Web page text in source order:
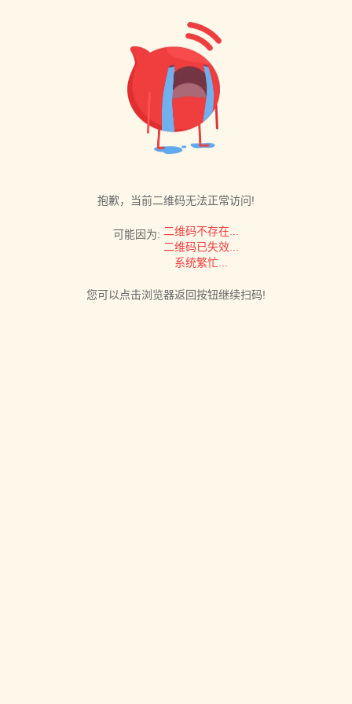
抱歉，当前二维码无法正常访问!
可能因为: 二维码不存在...
二维码已失效...
系统繁忙...
您可以点击浏览器返回按钮继续扫码!